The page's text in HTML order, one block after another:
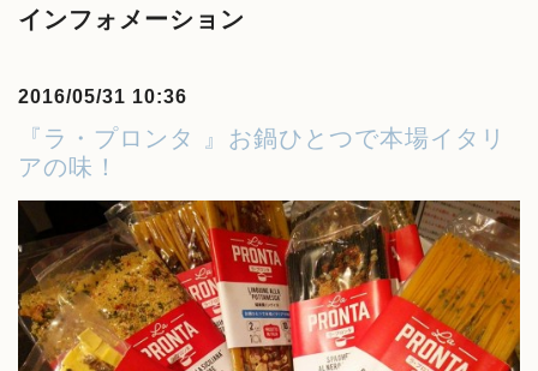
インフォメーション
2016/05/31 10:36
『ラ・プロンタ 』お鍋ひとつで本場イタリ
アの味！